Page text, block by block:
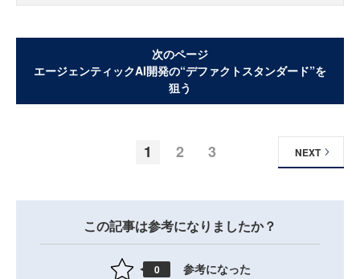
次のページ
エージェンティックAI開発の“デファクトスタンダード”を
狙う
1 2 3 NEXT
この記事は参考になりましたか？
0 参考になった